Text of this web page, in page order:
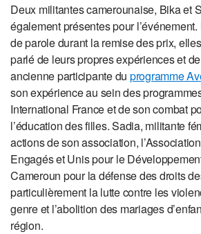
Deux militantes camerounaise, Bika et
également présentes pour
de parole durant la remise des prix,
parlé de leurs propres expériences et
ancienne participante du programme
son expérience au sein des
International France et de son combat
l’éducation des filles. Sadia, militante
actions de son association,
Engagés et Unis pour le
Cameroun pour la défense des droits
particulièrement la lutte contre les
genre et l’abolition des mariages
région.